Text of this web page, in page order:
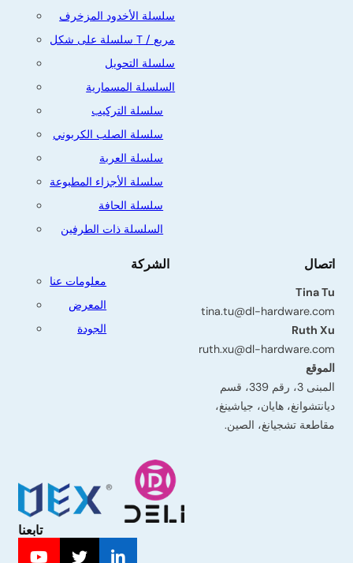
سلسلة الأخدود المزخرف
سلسلة على شكل T / مربع
سلسلة التحويل
السلسلة المسمارية
سلسلة التركيب
سلسلة الصلب الكربوني
سلسلة العربة
سلسلة الأجزاء المطبوعة
سلسلة الحافة
السلسلة ذات الطرفين
الشركة
معلومات عنا
المعرض
الجودة
اتصال
Tina Tu
tina.tu@dl-hardware.com
Ruth Xu
ruth.xu@dl-hardware.com
الموقع
المبنى 3، رقم 339، قسم
ديانتشوانغ، هايان، جياشينغ،
مقاطعة تشجيانغ، الصين.
تابعنا